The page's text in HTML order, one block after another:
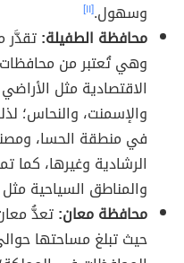
وسهول.[١١]
محافظة الطفيلة:تقدَّر
وهي تُعتبر من محافظات
الاقتصادية مثل
والإسمنت، والنحاس؛
في منطقة الحسا،
الرشادية وغيرها، كما
والمناطق السياحية
محافظة معان:تعدُّ
حيث تبلغ مساحتها حوالي